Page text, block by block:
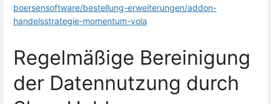
boersensoftware/bestellung-erweiterungen/addon-
handelsstrategie-momentum-vola
Regelmäßige Bereinigung
der Datennutzung durch